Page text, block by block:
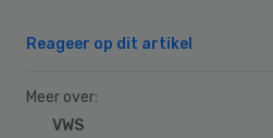
Reageer op dit artikel
Meer over:
VWS